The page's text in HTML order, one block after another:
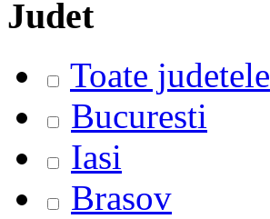
Judet
Toate judetele
Bucuresti
Iasi
Brasov